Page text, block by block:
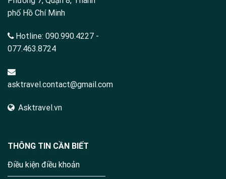
phố Hồ Chí Minh
Hotline: 090.990.4227 -
077.463.8724
asktravel.contact@gmail.com
Asktravel.vn
THÔNG TIN CẦN BIẾT
Điều kiện điều khoản